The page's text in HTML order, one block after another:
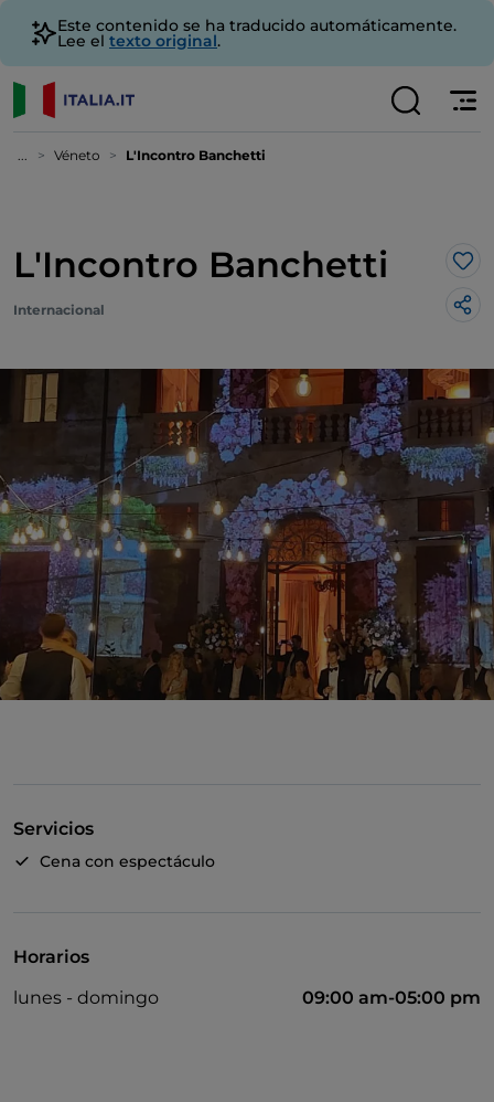
Este contenido se ha traducido automáticamente.
Lee el texto original.
... Véneto L'Incontro Banchetti
L'Incontro Banchetti Me
Internacional
Servicios
Cena con espectáculo
Horarios
lunes - domingo
09:00 am-05:00 pm